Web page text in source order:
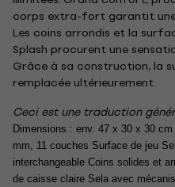
corps extra-fort garantit
Les coins arrondis et la
Splash procurent une
Grâce à sa construction, la
remplacée ultérieurement.
Ceci est une traduction
Dimensions : env. 47 x 30 x 30
mm, 11 couches Surface de jeu
interchangeable Coins solides et
de caisse claire Sela avec